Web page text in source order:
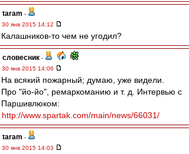
taram -
30 янв 2015 14:12
Калашников-то чем не угодил?
словесник -
30 янв 2015 14:06
На всякий пожарный; думаю, уже видели.
Про "йо-йо", ремаркоманию и т. д. Интервью с
Паршивлюком:
http://www.spartak.com/main/news/66031/
taram -
30 янв 2015 14:03